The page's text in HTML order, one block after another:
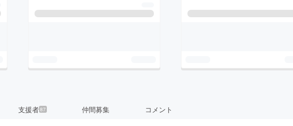
支援者87 仲間募集 コメント